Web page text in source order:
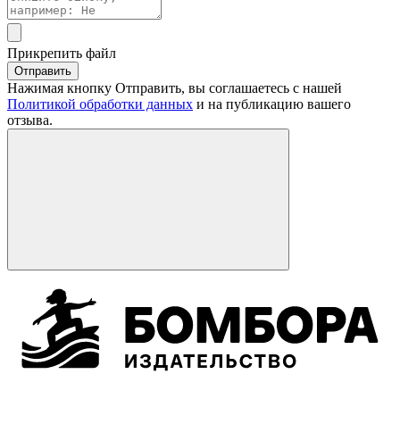
Прикрепить файл
Отправить
Нажимая кнопку Отправить, вы соглашаетесь с нашей
Политикой обработки данных и на публикацию вашего
отзыва.